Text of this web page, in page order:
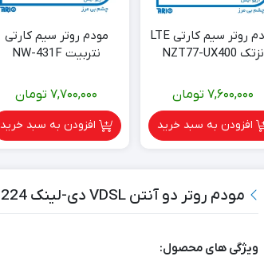
مودم روتر سیم کارتی LTE
نزتک NZT77-UX400
7,600,000 تومان
افزودن به سبد خرید
مودم روتر سیم کارتی
نتربیت NW-431F
7,700,000 تومان
افزودن به سبد خرید
مودم روتر دو آنتن VDSL دی-لینک DSL-224
ویژگی های محصول: